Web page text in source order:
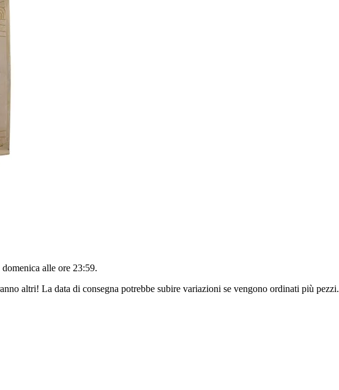
domenica alle ore 23:59.
altri! La data di consegna potrebbe subire variazioni se vengono ordinati più pezzi.